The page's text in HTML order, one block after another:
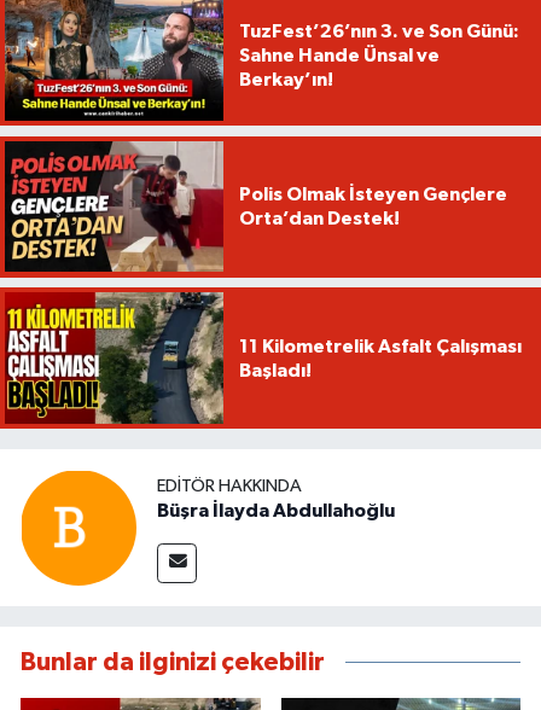
TuzFest’26’nın 3. ve Son Günü:
Sahne Hande Ünsal ve
Berkay’ın!
Polis Olmak İsteyen Gençlere
Orta’dan Destek!
11 Kilometrelik Asfalt Çalışması
Başladı!
EDITÖR HAKKINDA
Büşra İlayda Abdullahoğlu
Bunlar da ilginizi çekebilir